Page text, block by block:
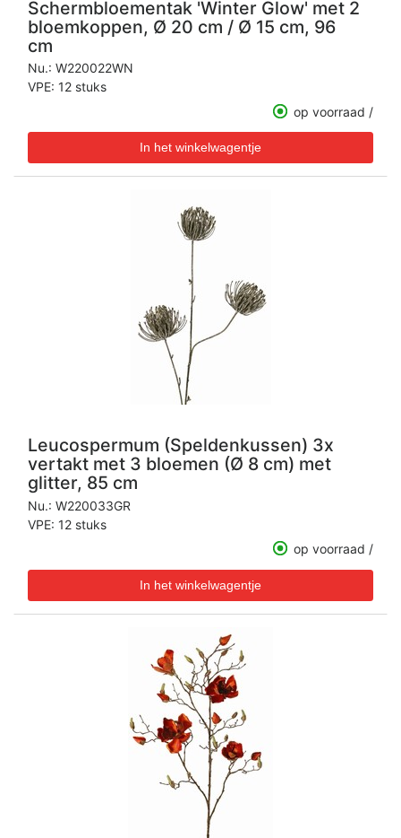
Schermbloementak 'Winter Glow' met 2
bloemkoppen, Ø 20 cm / Ø 15 cm, 96
cm
Nu.: W220022WN
VPE: 12 stuks
op voorraad /
Leucospermum (Speldenkussen) 3x
vertakt met 3 bloemen (Ø 8 cm) met
glitter, 85 cm
Nu.: W220033GR
VPE: 12 stuks
op voorraad /